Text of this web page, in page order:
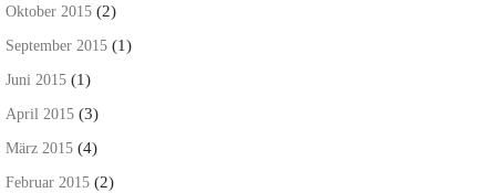
Oktober 2015 (2)
September 2015 (1)
Juni 2015 (1)
April 2015 (3)
März 2015 (4)
Februar 2015 (2)